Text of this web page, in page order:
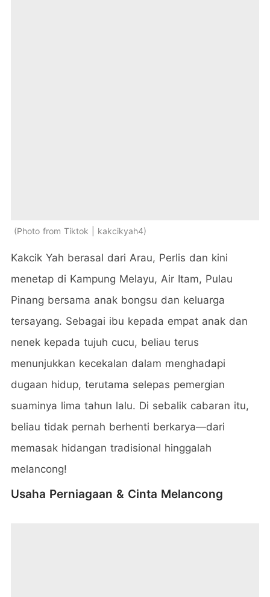
Photo from Tiktok | kakcikyah4
Kakcik Yah berasal dari Arau, Perlis dan kini
menetap di Kampung Melayu, Air Itam, Pulau
Pinang bersama anak bongsu dan keluarga
tersayang. Sebagai ibu kepada empat anak dan
nenek kepada tujuh cucu, beliau terus
menunjukkan kecekalan dalam menghadapi
dugaan hidup, terutama selepas pemergian
suaminya lima tahun lalu. Di sebalik cabaran itu,
beliau tidak pernah berhenti berkarya—dari
memasak hidangan tradisional hinggalah
melancong!
Usaha Perniagaan & Cinta Melancong